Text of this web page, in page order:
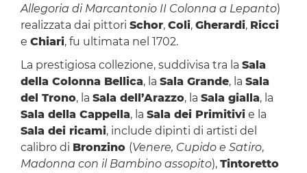
Allegoria di Marcantonio II Colonna a Lepanto)
realizzata dai pittori Schor, Coli, Gherardi, Ricci
e Chiari, fu ultimata nel 1702.
La prestigiosa collezione, suddivisa tra la Sala
della Colonna Bellica, la Sala Grande, la Sala
del Trono, la Sala dell’Arazzo, la Sala gialla, la
Sala della Cappella, la Sala dei Primitivie la
Sala dei ricami, include dipinti di artisti del
calibro di Bronzino (Venere, Cupido e Satiro,
Madonna con il Bambino assopito), Tintoretto